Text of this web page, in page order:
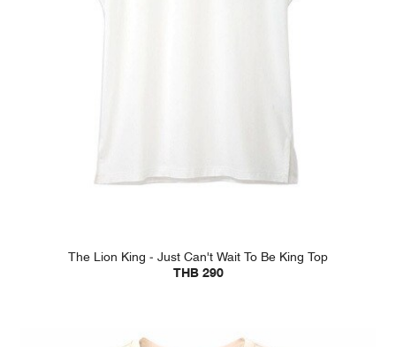
The Lion King - Just Can't Wait To Be King Top
THB 290